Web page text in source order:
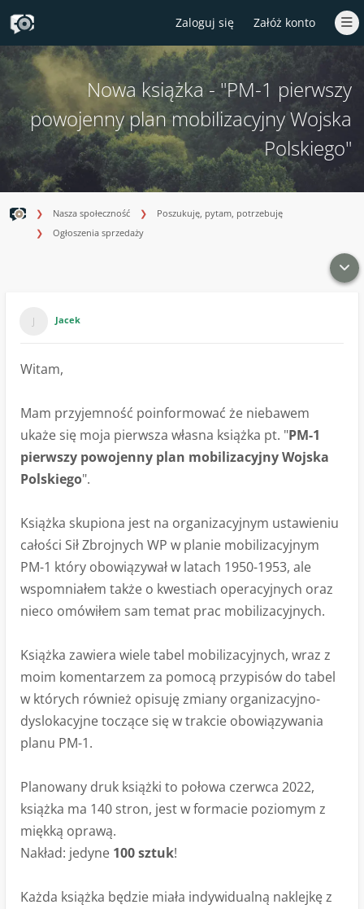
Zaloguj się Załóż konto
Nowa książka - "PM-1 pierwszy
powojenny plan mobilizacyjny Wojska
Polskiego"
Nasza społeczność
Poszukuję, pytam, potrzebuję
Ogłoszenia sprzedaży
Jacek
Witam,
Mam przyjemność poinformować że niebawem
ukaże się moja pierwsza własna książka pt. "PM-1
pierwszy powojenny plan mobilizacyjny Wojska
Polskiego".
Książka skupiona jest na organizacyjnym ustawieniu
całości Sił Zbrojnych WP w planie mobilizacyjnym
PM-1 który obowiązywał w latach 1950-1953, ale
wspomniałem także o kwestiach operacyjnych oraz
nieco omówiłem sam temat prac mobilizacyjnych.
Książka zawiera wiele tabel mobilizacyjnych, wraz z
moim komentarzem za pomocą przypisów do tabel
w których również opisuję zmiany organizacyjno-
dyslokacyjne toczące się w trakcie obowiązywania
planu PM-1.
Planowany druk książki to połowa czerwca 2022,
książka ma 140 stron, jest w formacie poziomym z
miękką oprawą.
Nakład: jedyne 100 sztuk!
Każda książka będzie miała indywidualną naklejkę z